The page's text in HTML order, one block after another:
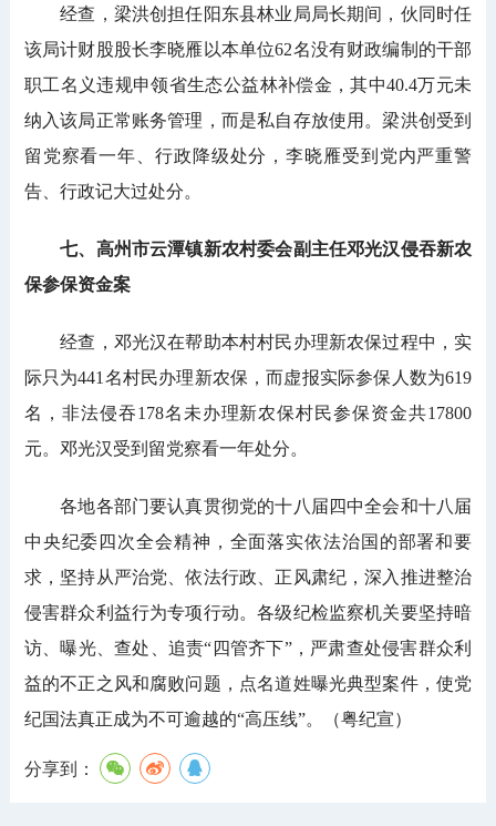
经查，梁洪创担任阳东县林业局局长期间，伙同时任
该局计财股股长李晓雁以本单位62名没有财政编制的干部
职工名义违规申领省生态公益林补偿金，其中40.4万元未
纳入该局正常账务管理，而是私自存放使用。梁洪创受到
留党察看一年、行政降级处分，李晓雁受到党内严重警
告、行政记大过处分。
七、高州市云潭镇新农村委会副主任邓光汉侵吞新农
保参保资金案
经查，邓光汉在帮助本村村民办理新农保过程中，实
际只为441名村民办理新农保，而虚报实际参保人数为619
名，非法侵吞178名未办理新农保村民参保资金共17800
元。邓光汉受到留党察看一年处分。
各地各部门要认真贯彻党的十八届四中全会和十八届
中央纪委四次全会精神，全面落实依法治国的部署和要
求，坚持从严治党、依法行政、正风肃纪，深入推进整治
侵害群众利益行为专项行动。各级纪检监察机关要坚持暗
访、曝光、查处、追责“四管齐下”，严肃查处侵害群众利
益的不正之风和腐败问题，点名道姓曝光典型案件，使党
纪国法真正成为不可逾越的“高压线”。（粤纪宣）
分享到：